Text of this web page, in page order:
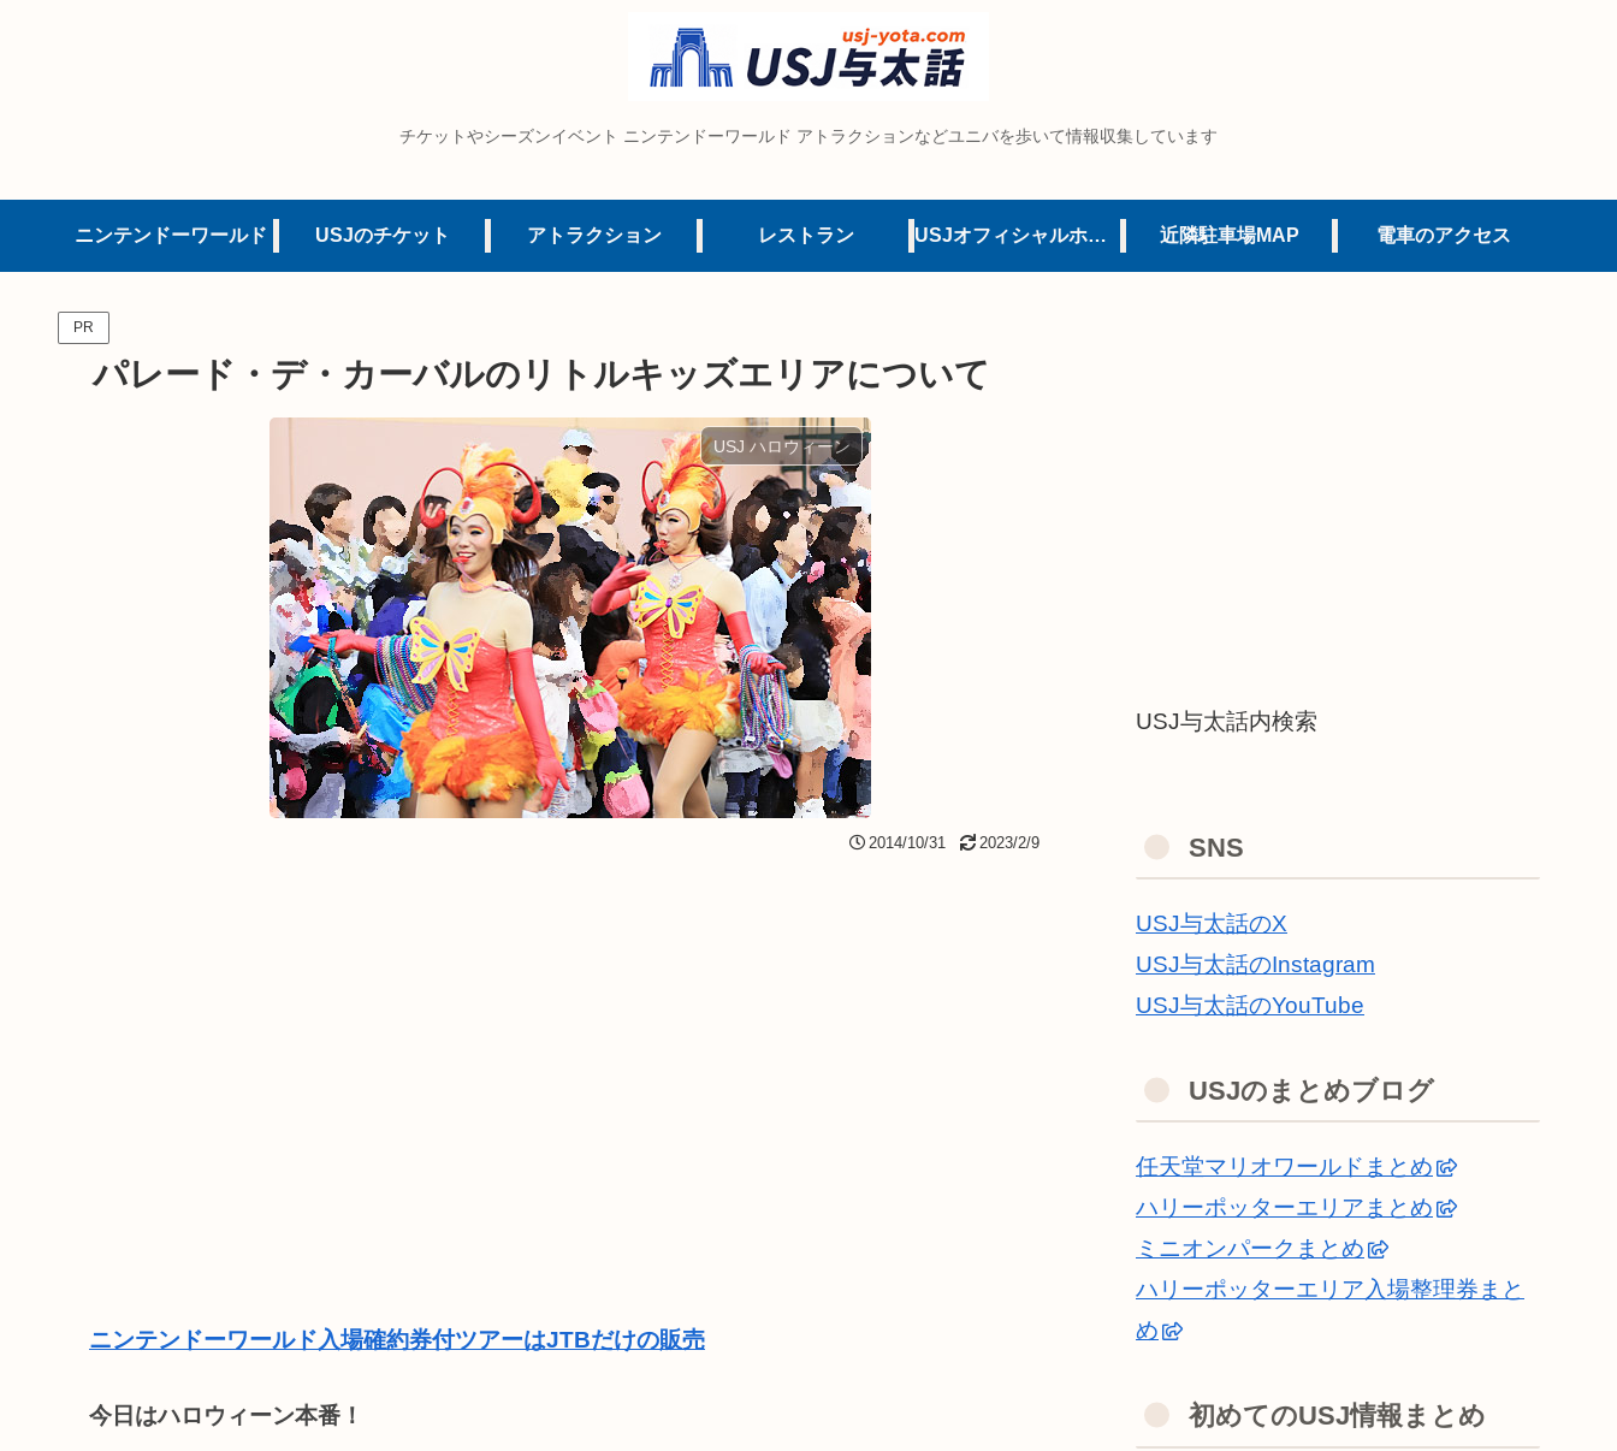
チケットやシーズンイベント ニンテンドーワールド アトラクションなどユニバを歩いて情報収集しています
ニンテンドーワールド USJのチケット アトラクション レストラン USJオフィシャルホテル 近隣駐車場MAP 電車のアクセス
PR
パレード・デ・カーバルのリトルキッズエリアについて
USJ ハロウィーン
2014/10/31 2023/2/9
ニンテンドーワールド入場確約券付ツアーはJTBだけの販売
今日はハロウィーン本番！
USJ与太話内検索
SNS
USJ与太話のX
USJ与太話のInstagram
USJ与太話のYouTube
USJのまとめブログ
任天堂マリオワールドまとめ
ハリーポッターエリアまとめ
ミニオンパークまとめ
ハリーポッターエリア入場整理券まと
め
初めてのUSJ情報まとめ